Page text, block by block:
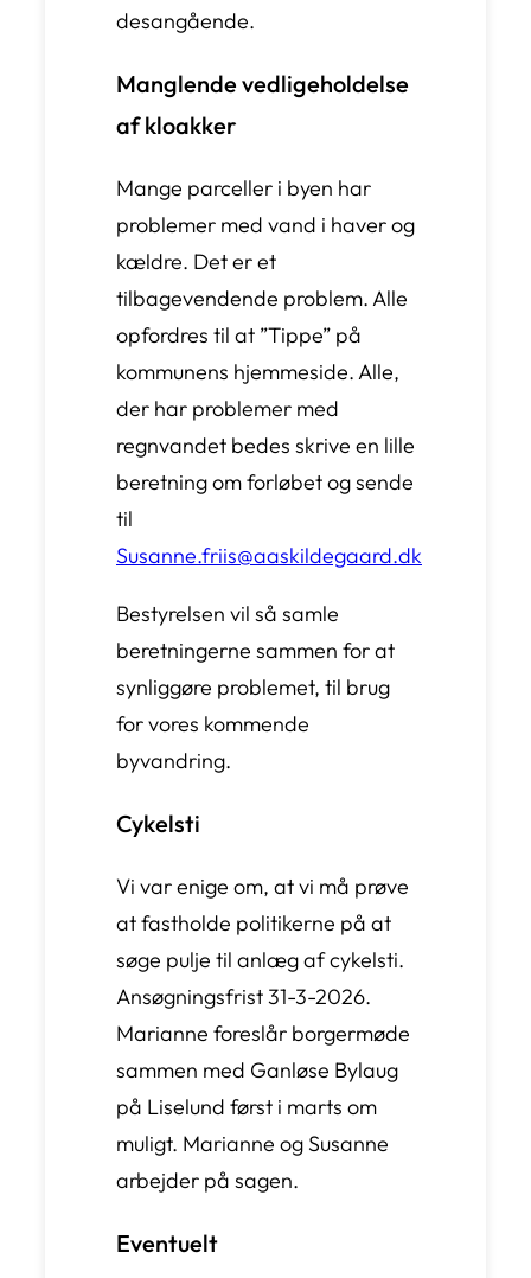
desangående.
Manglende vedligeholdelse
af kloakker
Mange parceller i byen har
problemer med vand i haver og
kældre. Det er et
tilbagevendende problem. Alle
opfordres til at ”Tippe” på
kommunens hjemmeside. Alle,
der har problemer med
regnvandet bedes skrive en lille
beretning om forløbet og sende
til
Susanne.friis@aaskildegaard.dk
Bestyrelsen vil så samle
beretningerne sammen for at
synliggøre problemet, til brug
for vores kommende
byvandring.
Cykelsti
Vi var enige om, at vi må prøve
at fastholde politikerne på at
søge pulje til anlæg af cykelsti.
Ansøgningsfrist 31-3-2026.
Marianne foreslår borgermøde
sammen med Ganløse Bylaug
på Liselund først i marts om
muligt. Marianne og Susanne
arbejder på sagen.
Eventuelt